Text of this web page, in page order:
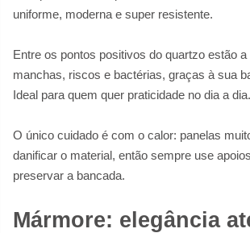
uniforme, moderna e super resistente.
Entre os pontos positivos do quartzo estão
manchas, riscos e bactérias, graças à sua
Ideal para quem quer praticidade no dia a dia.
O único cuidado é com o calor: panelas
danificar o material, então sempre use
preservar a bancada.
Mármore: elegância